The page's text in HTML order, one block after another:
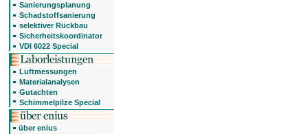
Sanierungsplanung
Schadstoffsanierung
selektiver Rückbau
Sicherheitskoordinator
VDI 6022 Special
Luftmessungen
Materialanalysen
Gutachten
Schimmelpilze Special
über enius